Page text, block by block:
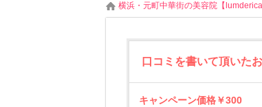
横浜・元町中華街の美容院【lumderica
口コミを書いて頂いた
キャンペーン価格￥300